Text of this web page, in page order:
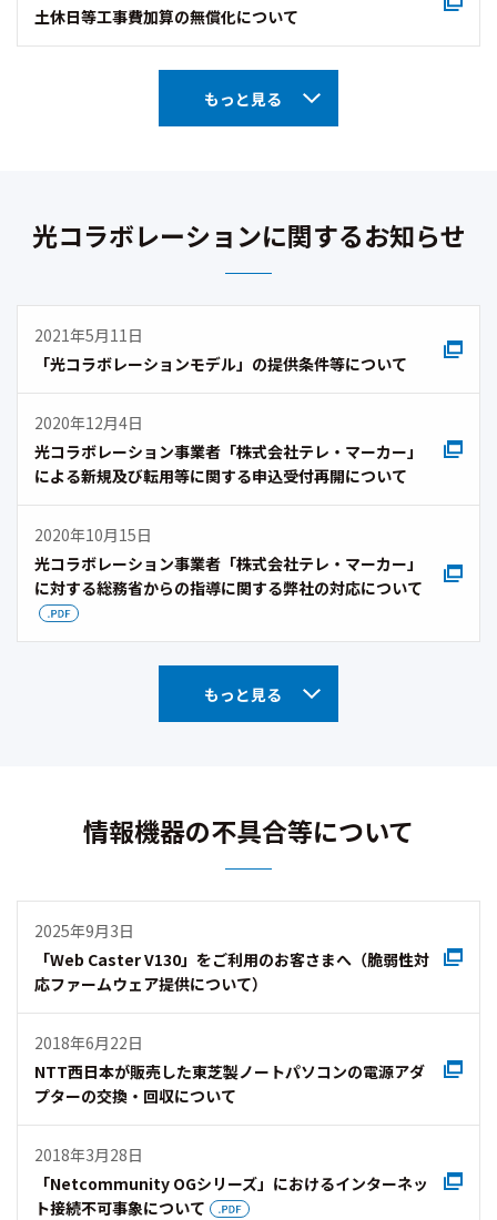
土休日等工事費加算の無償化について
もっと見る
光コラボレーションに関するお知らせ
2021年5月11日
「光コラボレーションモデル」の提供条件等について
2020年12月4日
光コラボレーション事業者「株式会社テレ・マーカー」
による新規及び転用等に関する申込受付再開について
2020年10月15日
光コラボレーション事業者「株式会社テレ・マーカー」
に対する総務省からの指導に関する弊社の対応について
もっと見る
情報機器の不具合等について
2025年9月3日
「Web Caster V130」をご利用のお客さまへ（脆弱性対
応ファームウェア提供について）
2018年6月22日
NTT西日本が販売した東芝製ノートパソコンの電源アダ
プターの交換・回収について
2018年3月28日
「Netcommunity OGシリーズ」におけるインターネッ
ト接続不可事象について